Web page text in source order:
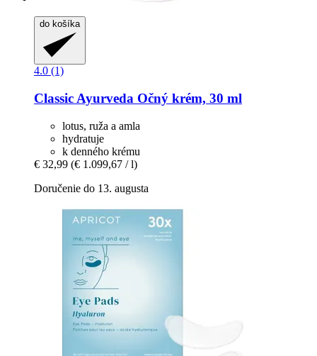
do košíka
4.0 (1)
Classic Ayurveda Očný krém, 30 ml
lotus, ruža a amla
hydratuje
k denného krému
€ 32,99 (€ 1.099,67 / l)
Doručenie do 13. augusta